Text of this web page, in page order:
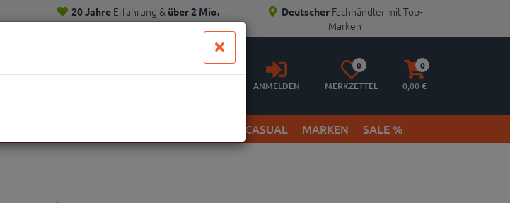
20 JahreErfahrung & über 2 Mio.
Kunden
Deutscher Fachhändler mit Top-
Marken
Anmelden
ANMELDEN
Merkzettel
aufklappen
0
MERKZETTEL
Warenkorb
aufklappen
0
0,00 €
STREETWEAR & CASUAL MARKEN SALE %